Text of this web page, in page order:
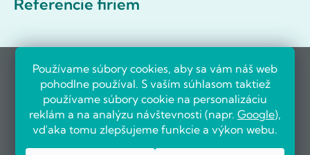
Používame súbory cookies, aby sa vám náš web
pohodlne používal. S vaším súhlasom taktiež
používame súbory cookie na personalizáciu
reklám a na analýzu návštevnosti (napr. Google),
vďaka tomu zlepšujeme funkcie a výkon webu.
Referencie firiem